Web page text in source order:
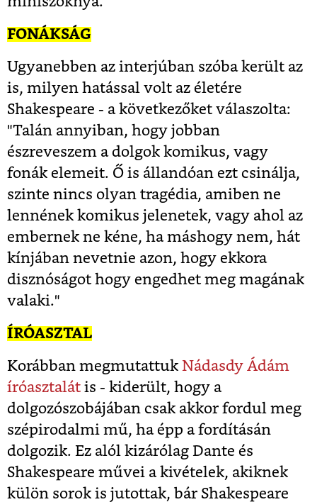
FONÁKSÁG
Ugyanebben az interjúban szóba került az
is, milyen hatással volt az életére
Shakespeare - a következőket válaszolta:
"Talán annyiban, hogy jobban
észreveszem a dolgok komikus, vagy
fonák elemeit. Ő is állandóan ezt csinálja,
szinte nincs olyan tragédia, amiben ne
lennének komikus jelenetek, vagy ahol az
embernek ne kéne, ha máshogy nem, hát
kínjában nevetnie azon, hogy ekkora
disznóságot hogy engedhet meg magának
valaki."
ÍRÓASZTAL
Korábban megmutattuk Nádasdy Ádám
íróasztalát is - kiderült, hogy a
dolgozószobájában csak akkor fordul meg
szépirodalmi mű, ha épp a fordításán
dolgozik. Ez alól kizárólag Dante és
Shakespeare művei a kivételek, akiknek
külön sorok is jutottak, bár Shakespeare